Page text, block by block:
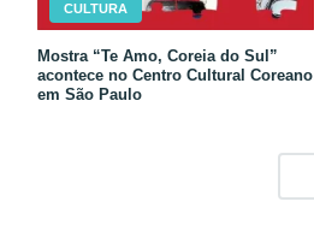
CULTURA
Mostra “Te Amo, Coreia do Sul”
acontece no Centro Cultural Coreano
em São Paulo